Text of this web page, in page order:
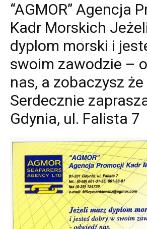
“AGMOR” Agencja
Kadr Morskich
dyplom morski i
swoim zawodzie –
nas, a zobaczysz
Serdecznie
Gdynia, ul. Falista 7